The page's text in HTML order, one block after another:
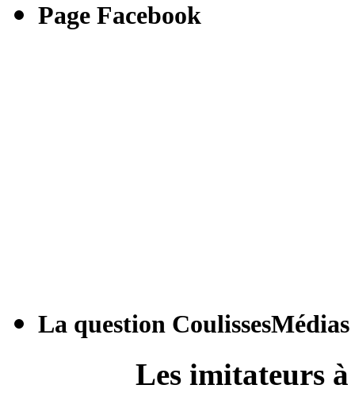
Page Facebook
La question CoulissesMédias
Les imitateurs